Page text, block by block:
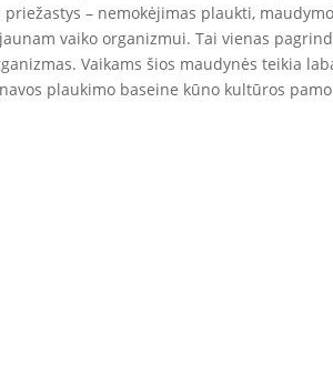
– nemokėjimas plaukti,
vaiko organizmui. Tai vienas
Vaikams šios maudynės teikia
plaukimo baseine kūno kultūros